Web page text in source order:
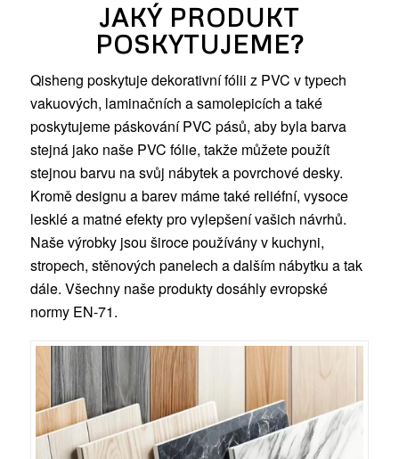
JAKÝ PRODUKT
POSKYTUJEME?
Qisheng poskytuje dekorativní fólii z PVC v typech
vakuových, laminačních a samolepicích a také
poskytujeme páskování PVC pásů, aby byla barva
stejná jako naše PVC fólie, takže můžete použít
stejnou barvu na svůj nábytek a povrchové desky.
Kromě designu a barev máme také reliéfní, vysoce
lesklé a matné efekty pro vylepšení vašich návrhů.
Naše výrobky jsou široce používány v kuchyni,
stropech, stěnových panelech a dalším nábytku a tak
dále. Všechny naše produkty dosáhly evropské
normy EN-71.